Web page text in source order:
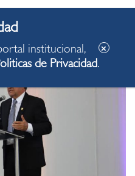
institucional,
de Privacidad.